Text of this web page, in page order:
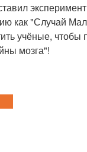
как "Случай
учёные, чтобы
мозга"!